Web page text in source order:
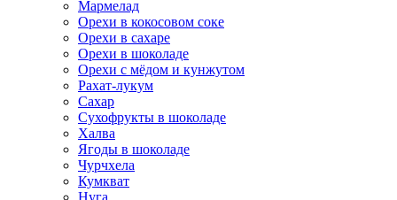
Мармелад
Орехи в кокосовом соке
Орехи в сахаре
Орехи в шоколаде
Орехи с мёдом и кунжутом
Рахат-лукум
Сахар
Сухофрукты в шоколаде
Халва
Ягоды в шоколаде
Чурчхела
Кумкват
Нуга